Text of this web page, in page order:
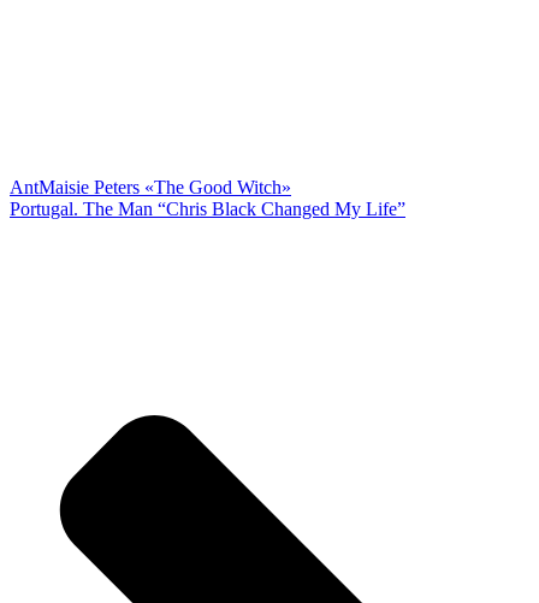
AntMaisie Peters «The Good Witch»
Portugal. The Man “Chris Black Changed My Life”